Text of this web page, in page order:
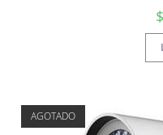
$
AGOTADO